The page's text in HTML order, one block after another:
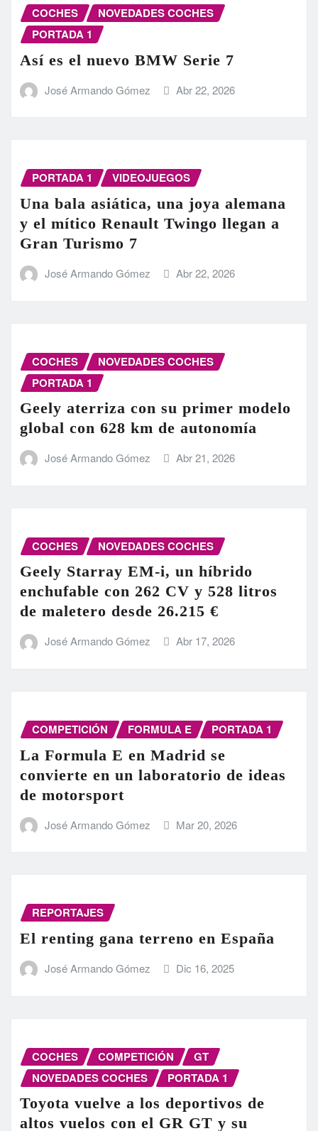
COCHES
NOVEDADES COCHES
PORTADA 1
Así es el nuevo BMW Serie 7
José Armando Gómez Abr 22, 2026
PORTADA 1 VIDEOJUEGOS
Una bala asiática, una joya alemana
y el mítico Renault Twingo llegan a
Gran Turismo 7
José Armando Gómez Abr 22, 2026
COCHES
NOVEDADES COCHES
PORTADA 1
Geely aterriza con su primer modelo
global con 628 km de autonomía
José Armando Gómez Abr 21, 2026
COCHES NOVEDADES COCHES
Geely Starray EM-i, un híbrido
enchufable con 262 CV y 528 litros
de maletero desde 26.215 €
José Armando Gómez Abr 17, 2026
COMPETICIÓN FORMULA E PORTADA 1
La Formula E en Madrid se
convierte en un laboratorio de ideas
de motorsport
José Armando Gómez Mar 20, 2026
REPORTAJES
El renting gana terreno en España
José Armando Gómez Dic 16, 2025
COCHES COMPETICIÓN
GT
NOVEDADES COCHES
PORTADA 1
Toyota vuelve a los deportivos de
altos vuelos con el GR GT y su